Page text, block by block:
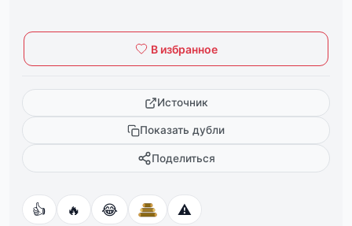
В избранное
Источник
Показать дубли
Поделиться
👍 🔥 😂 ⚠️